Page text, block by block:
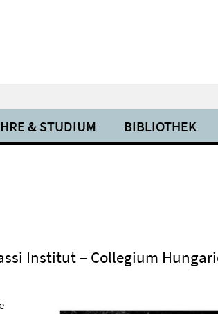
& STUDIUM BIBLIOTHEK
Institut – Collegium